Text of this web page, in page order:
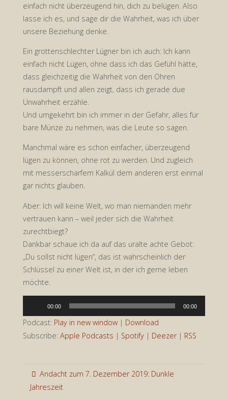
einfach nicht überzeugend hin, dich zu belügen. Also
lasse ich es, und sage dir die Wahrheit, was ich über
unsere Beziehung denke.
Ein grottenschlechter Lügner bin ich auch: Ich kann
einfach nicht Lügen, ohne dass ich das Gefühl hätte,
dass gleichzeitig die Wahrheit von den Ohren
rausdampft und allen zeigt, dass ich gerade due
Unwahrheit erzähle.
Und umgekehrt bin ich immer in der Gefahr, alles für
bare Münze zu nehmen, was die Leute so sagen.
Manchmal wäre es schon einfacher, überzeugend
lügen zu können, ohne rot zu werden. Und zugleich
mit messerscharfem Kalkül dem anderen erst einmal
gar nichts glauben.
Aber: Ich will keine Welt, wo man niemanden mehr
vertrauen kann – weil jeder sich die Wahrheit
zurechtbiegt?
Dankbar schaue ich da auf das uralte achte Gebot:
„Du sollst nicht lügen“, das ist wahrscheinlich der
Schlüssel zu einer Welt ist, in der ich gerne leben
möchte.
Player
00:00 00:00
Podcast: Play in new window| Download
Subscribe: Apple Podcasts | Spotify| Deezer| RSS
Andacht zum 7. Dezember 2019: Dunkle
Jahreszeit